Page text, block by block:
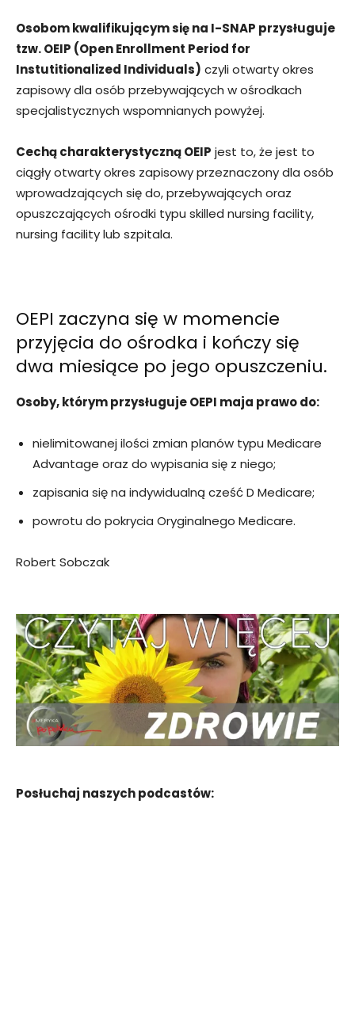
Osobom kwalifikującym się na I-SNAP przysługuje
tzw. OEIP (Open Enrollment Period for
Instutitionalized Individuals) czyli otwarty okres
zapisowy dla osób przebywających w ośrodkach
specjalistycznych wspomnianych powyżej.
Cechą charakterystyczną OEIP jest to, że jest to
ciągły otwarty okres zapisowy przeznaczony dla osób
wprowadzających się do, przebywających oraz
opuszczających ośrodki typu skilled nursing facility,
nursing facility lub szpitala.
OEPI zaczyna się w momencie
przyjęcia do ośrodka i kończy się
dwa miesiące po jego opuszczeniu.
Osoby, którym przysługuje OEPI maja prawo do:
nielimitowanej ilości zmian planów typu Medicare
Advantage oraz do wypisania się z niego;
zapisania się na indywidualną cześć D Medicare;
powrotu do pokrycia Oryginalnego Medicare.
Robert Sobczak
Posłuchaj naszych podcastów: